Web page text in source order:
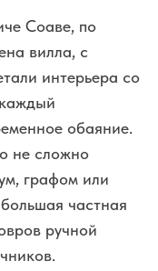
Соаве, по
вилла, с
интерьера со
обаяние.
не сложно
графом или
частная
ручной